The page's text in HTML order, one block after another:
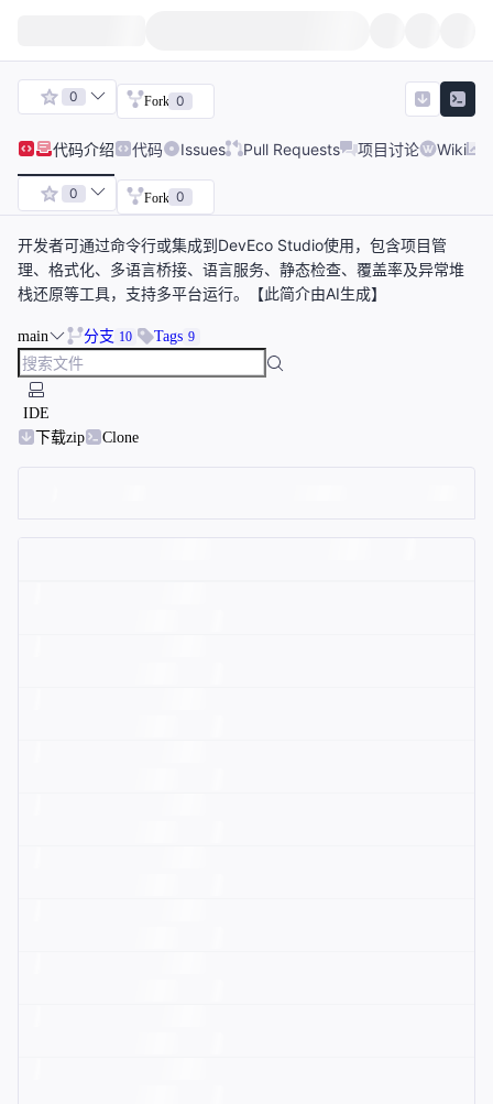
0 Fork 0
代码介绍 代码 Issues Pull Requests 项目讨论 Wiki
0 Fork 0
开发者可通过命令行或集成到DevEco Studio使用，包含项目管
理、格式化、多语言桥接、语言服务、静态检查、覆盖率及异常堆
栈还原等工具，支持多平台运行。【此简介由AI生成】
main 分支 10 Tags 9
IDE
下载zip
Clone